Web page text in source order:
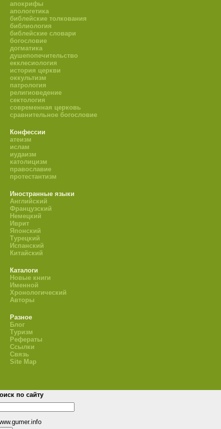
апокрифы
апологетика
библейские толкования
библиология
библейские словари
богословие
догматика
душепопечительство
екклесиология
история церкви
оккультизм
патрология
религиоведение
сектология
современная церковь
сравнительное богословие
Конфессии
атеизм
ислам
иудаизм
католицизм
православие
протестантизм
Иностранные языки
Английский
Французский
Немецкий
Иврит
Японский
Турецкий
Испанский
Китайский
Каталоги
Новые книги
Именной
Хронологический
Авторы
Разное
Блог
Туризм
Рефераты
Ссылки
Связь
Site Map
по сайту